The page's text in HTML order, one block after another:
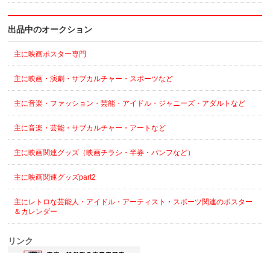
出品中のオークション
主に映画ポスター専門
主に映画・演劇・サブカルチャー・スポーツなど
主に音楽・ファッション・芸能・アイドル・ジャニーズ・アダルトなど
主に音楽・芸能・サブカルチャー・アートなど
主に映画関連グッズ（映画チラシ・半券・パンフなど）
主に映画関連グッズpart2
主にレトロな芸能人・アイドル・アーティスト・スポーツ関連のポスター
＆カレンダー
リンク